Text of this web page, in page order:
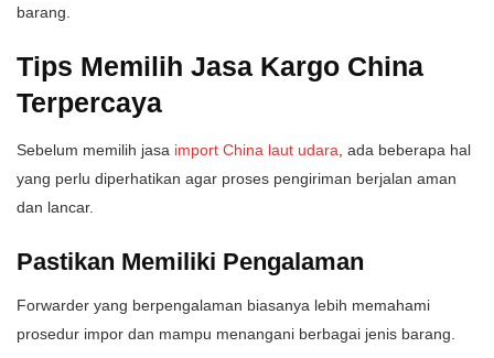
barang.
Tips Memilih Jasa Kargo China
Terpercaya
Sebelum memilih jasa import China laut udara , ada beberapa hal
yang perlu diperhatikan agar proses pengiriman berjalan aman
dan lancar.
Pastikan Memiliki Pengalaman
Forwarder yang berpengalaman biasanya lebih memahami
prosedur impor dan mampu menangani berbagai jenis barang.